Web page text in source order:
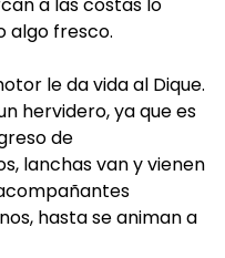
algo fresco.
le da vida al Dique.
hervidero, ya que es
de
lanchas van y vienen
hasta se animan a